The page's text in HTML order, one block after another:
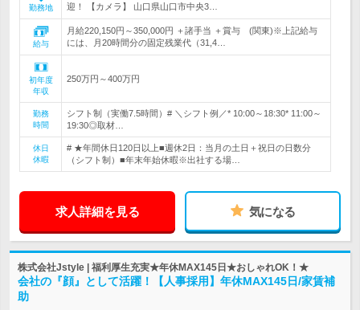
勤務地
迎！ 【カメラ】 山口県山口市中央3…
給与
月給220,150円～350,000円 ＋諸手当 ＋賞与 (関東)※上記給与
には、月20時間分の固定残業代（31,4…
初年度
年収
250万円～400万円
勤務
時間
シフト制（実働7.5時間）# ＼シフト例／* 10:00～18:30* 11:00～
19:30◎取材…
休日
休暇
# ★年間休日120日以上■週休2日：当月の土日＋祝日の日数分
（シフト制）■年末年始休暇※出社する場…
求人詳細を見る 気になる
株式会社Jstyle | 福利厚生充実★年休MAX145日★おしゃれOK！★
会社の『顔』として活躍！【人事採用】年休MAX145日/家賃補
助